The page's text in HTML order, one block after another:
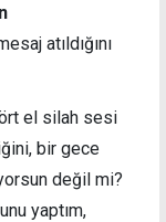
atıldığını
el silah sesi
bir gece
değil mi?
yaptım,